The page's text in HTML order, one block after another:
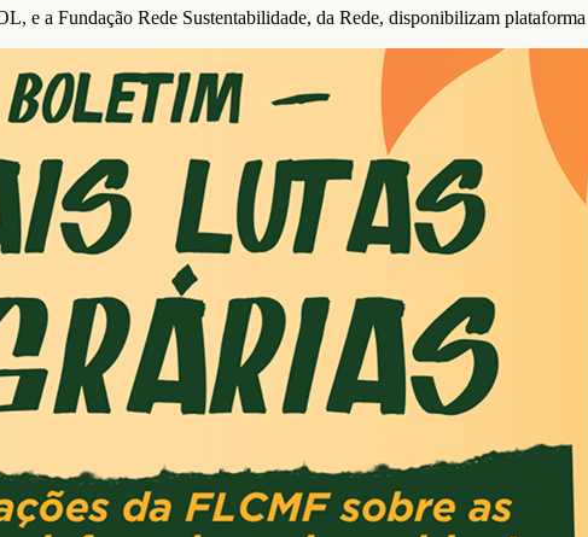
e a Fundação Rede Sustentabilidade, da Rede, disponibilizam plataforma